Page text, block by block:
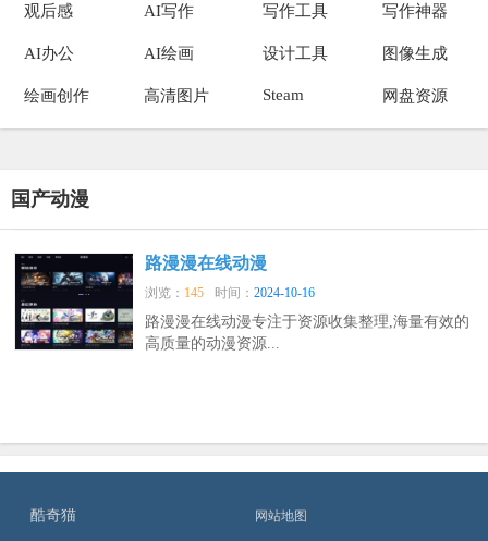
观后感 AI写作 写作工具 写作神器
AI办公 AI绘画 设计工具 图像生成
绘画创作 高清图片 Steam 网盘资源
国产动漫
路漫漫在线动漫
浏览： 145 时间：2024-10-16
路漫漫在线动漫专注于资源收集整理,海量有效的
高质量的动漫资源...
酷奇猫 网站地图